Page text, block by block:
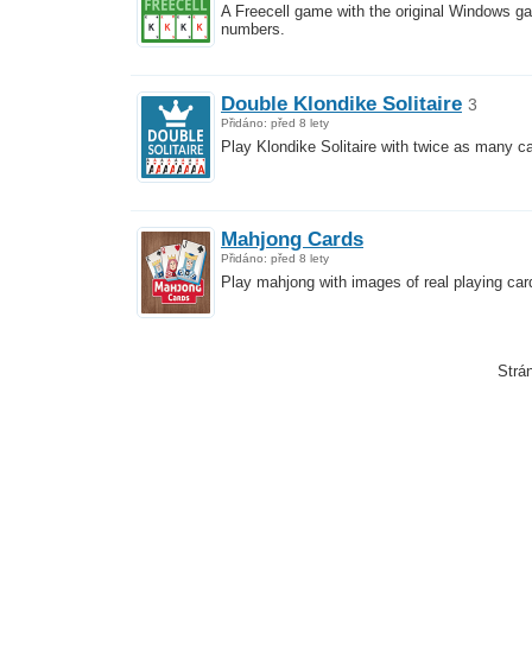
A Freecell game with the original Windows
numbers.
Double Klondike Solitaire 3
Přidáno: před 8 lety
Play Klondike Solitaire with twice as many
Mahjong Cards
Přidáno: před 8 lety
Play mahjong with images of real playing